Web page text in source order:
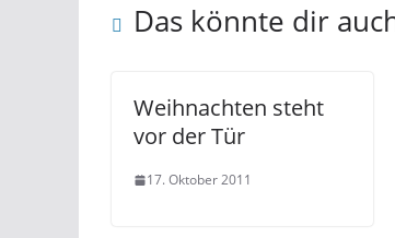
Das könnte dir
Weihnachten steht
vor der Tür
17. Oktober 2011